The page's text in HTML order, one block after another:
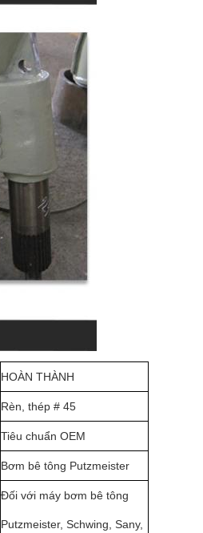
HOÀN THÀNH
Rèn, thép # 45
Tiêu chuẩn OEM
Bơm bê tông Putzmeister
Đối với máy bơm bê tông
Putzmeister, Schwing, Sany,